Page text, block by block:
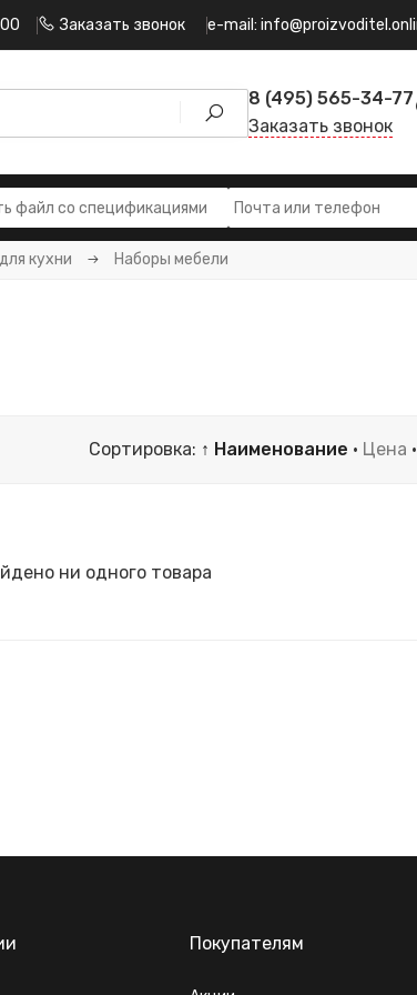
Заказать звонок e-mail:
8 (495) 565-34-77
Заказать звонок
кухни Наборы мебели
Сортировка: ↑ Наименование · Цена ·
ни одного товара
Покупателям